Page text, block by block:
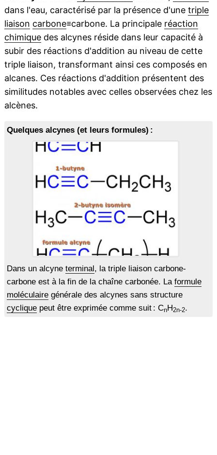
dans l'eau, caractérisé par la présence d'une triple
liaison carbone≡carbone. La principale réaction
chimiquedes alcynes réside dans leur capacité à
subir des réactions d'addition au niveau de cette
triple liaison, transformant ainsi ces composés en
alcanes. Ces réactions d'addition présentent des
similitudes notables avec celles observées chez les
alcènes.
Quelques alcynes (et leurs formules) :
Dans un alcyne terminal , la triple liaison carbone-
carbone est à la fin de la chaîne carbonée. La formule
moléculairegénérale des alcynes sans structure
cycliquepeut être exprimée comme suit : CnH2n-2.